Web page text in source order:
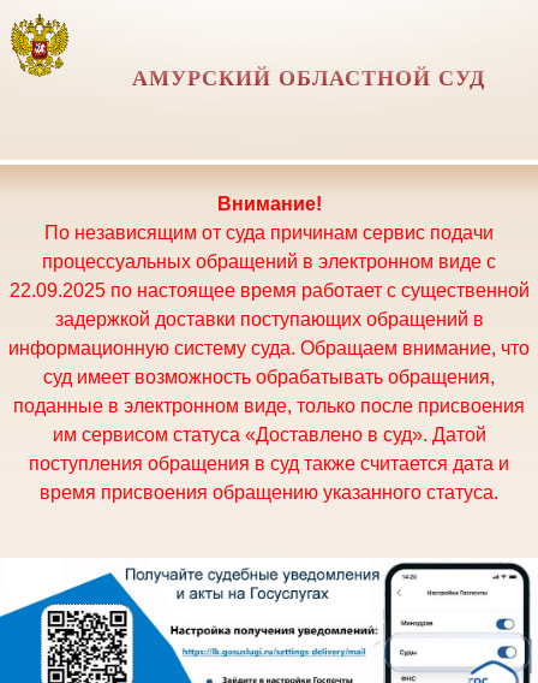
АМУРСКИЙ ОБЛАСТНОЙ СУД
Внимание!
По независящим от суда причинам сервис подачи
процессуальных обращений в электронном виде с
22.09.2025 по настоящее время работает с существенной
задержкой доставки поступающих обращений в
информационную систему суда. Обращаем внимание, что
суд имеет возможность обрабатывать обращения,
поданные в электронном виде, только после присвоения
им сервисом статуса «Доставлено в суд». Датой
поступления обращения в суд также считается дата и
время присвоения обращению указанного статуса.